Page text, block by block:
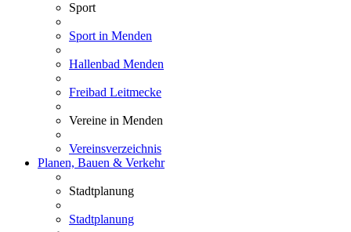
Sport
Sport in Menden
Hallenbad Menden
Freibad Leitmecke
Vereine in Menden
Vereinsverzeichnis
Planen, Bauen & Verkehr
Stadtplanung
Stadtplanung